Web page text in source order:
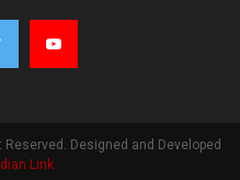
Designed and Developed
Link